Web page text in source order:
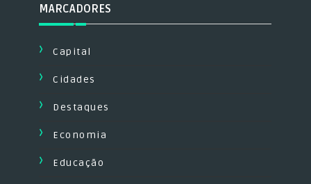
MARCADORES
Capital
Cidades
Destaques
Economia
Educação